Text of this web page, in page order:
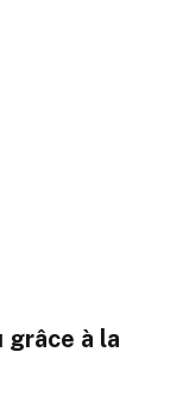
grâce à la